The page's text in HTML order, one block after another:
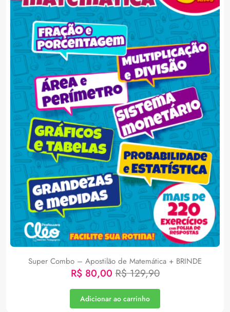
Super Combo – Apostilão de Matemática + BRINDE
R$80,00 R$129,90
Adicionar ao carrinho